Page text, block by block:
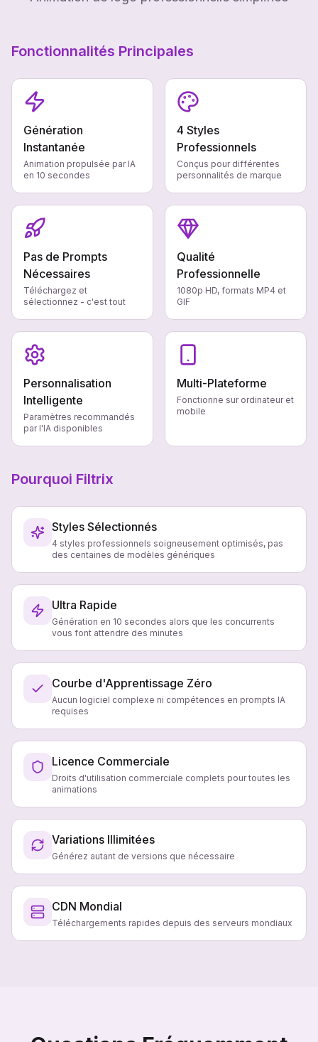
Fonctionnalités Principales
Génération
Instantanée
Animation propulsée par IA
en 10 secondes
4 Styles
Professionnels
Conçus pour différentes
personnalités de marque
Pas de Prompts
Nécessaires
Téléchargez et
sélectionnez - c'est tout
Qualité
Professionnelle
1080p HD, formats MP4 et
GIF
Personnalisation
Intelligente
Paramètres recommandés
par l'IA disponibles
Multi-Plateforme
Fonctionne sur ordinateur et
mobile
Pourquoi Filtrix
Styles Sélectionnés
4 styles professionnels soigneusement optimisés, pas
des centaines de modèles génériques
Ultra Rapide
Génération en 10 secondes alors que les concurrents
vous font attendre des minutes
Courbe d'Apprentissage Zéro
Aucun logiciel complexe ni compétences en prompts IA
requises
Licence Commerciale
Droits d'utilisation commerciale complets pour toutes les
animations
Variations Illimitées
Générez autant de versions que nécessaire
CDN Mondial
Téléchargements rapides depuis des serveurs mondiaux